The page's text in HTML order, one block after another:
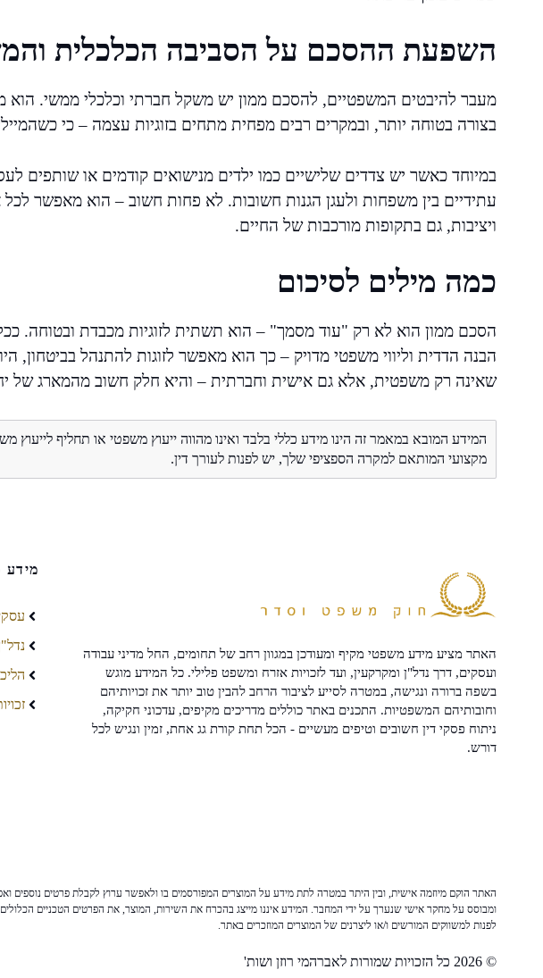
השפעת ההסכם על הסביבה הכלכלית
מעבר להיבטים המשפטיים, להסכם ממון יש משקל חברתי וכלכלי ממשי.
בצורה בטוחה יותר, ובמקרים רבים מפחית מתחים בזוגיות עצמה – כי
במיוחד כאשר יש צדדים שלישיים כמו ילדים מנישואים קודמים או שותפים
עתידיים בין משפחות ולעגן הגנות חשובות. לא פחות חשוב – הוא מאפשר לכל
ויציבות, גם בתקופות מורכבות של החיים.
כמה מילים לסיכום
הסכם ממון הוא לא רק "עוד מסמך" – הוא תשתית לזוגיות מכבדת ובטוחה.
הבנה הדדית וליווי משפטי מדויק – כך הוא מאפשר לזוגות להתנהל בביטחון,
שאינה רק משפטית, אלא גם אישית וחברתית – והיא חלק חשוב מהמארג של
המידע המובא במאמר זה הינו מידע כללי בלבד ואינו מהווה ייעוץ משפטי או תחליף לייעוץ
מקצועי המותאם למקרה הספציפי שלך, יש לפנות לעורך דין.
האתר מציע מידע משפטי מקיף ומעודכן במגוון רחב של תחומים, החל מדיני עבודה
ועסקים, דרך נדל"ן ומקרקעין, ועד לזכויות אזרח ומשפט פלילי. כל המידע מוגש
בשפה ברורה ונגישה, במטרה לסייע לציבור הרחב להבין טוב יותר את זכויותיהם
וחובותיהם המשפטיות. התכנים באתר כוללים מדריכים מקיפים, עדכוני חקיקה,
ניתוח פסקי דין חשובים וטיפים מעשיים - הכל תחת קורת גג אחת, זמין ונגיש לכל
דורש.
מידע
האתר הוקם מיוזמה אישית, ובין היתר במטרה לתת מידע על המוצרים המפורסמים בו ולאפשר ערוץ לקבלת פרטים נוספים
ומבוסס על מחקר אישי שנערך על ידי המחבר. המידע איננו מייצג בהכרח את השירות, המוצר, את הפרטים הטכניים
לפנות למשווקים המורשים ו/או ליצרנים של המוצרים המוזכרים באתר.
© 2026 כל הזכויות שמורות לאברהמי רוזן ושות'